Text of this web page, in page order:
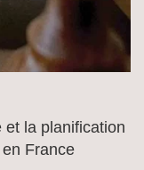
et la planification
France